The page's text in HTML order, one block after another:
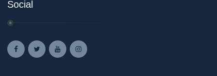
Social